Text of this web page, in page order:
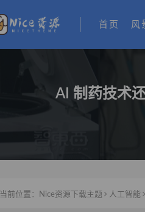
首页 风
AI 制药技术
当前位置： Nice资源下载主题 人工智能